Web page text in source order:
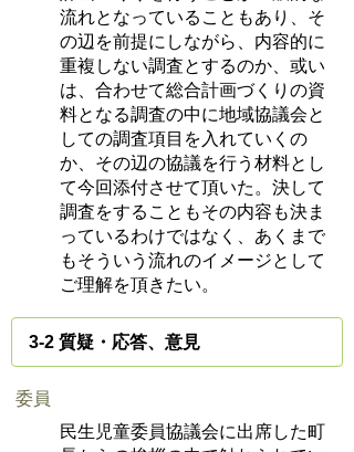
流れとなっていることもあり、そ
の辺を前提にしながら、内容的に
重複しない調査とするのか、或い
は、合わせて総合計画づくりの資
料となる調査の中に地域協議会と
しての調査項目を入れていくの
か、その辺の協議を行う材料とし
て今回添付させて頂いた。決して
調査をすることもその内容も決ま
っているわけではなく、あくまで
もそういう流れのイメージとして
ご理解を頂きたい。
3-2 質疑・応答、意見
委員
民生児童委員協議会に出席した町